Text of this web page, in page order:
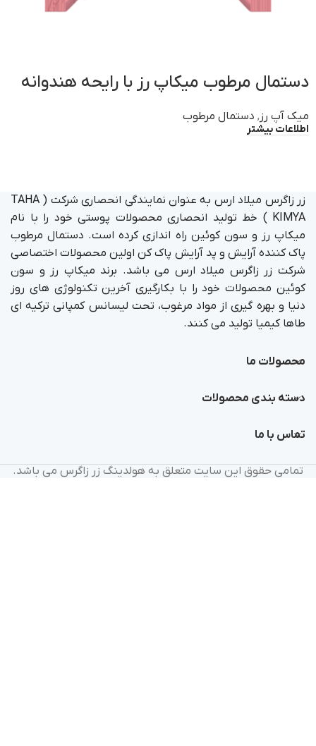
دستمال مرطوب میکاپ رز با رایحه هندوانه
میک آپ رز , دستمال مرطوب
اطلاعات بیشتر
زر زاگرس میلاد ارس به عنوان نمایندگی انحصاری شرکت ( TAHA
KIMYA ) خط تولید انحصاری محصولات پوستی خود را با نام
میکاپ رز و سون کوئین راه اندازی کرده است. دستمال مرطوب
پاک کننده آرایش و پد آرایش پاک کن اولین محصولات اختصاصی
شرکت زر زاگرس میلاد ارس می باشد. برند میکاپ رز و سون
کوئین محصولات خود را با بکارگیری آخرین تکنولوژی های روز
دنیا و بهره گیری از مواد مرغوب، تحت لیسانس کمپانی ترکیه ای
طاها کیمیا تولید می کنند.
محصولات ما
دسته بندی محصولات
تماس با ما
تمامی حقوق این سایت متعلق به هولدینگ زر زاگرس می باشد.